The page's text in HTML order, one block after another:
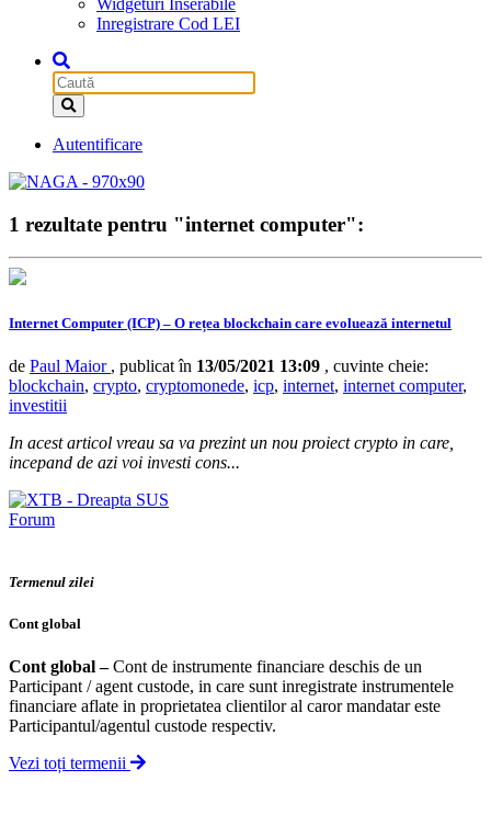
Widgeturi Inserabile
Inregistrare Cod LEI
Autentificare
1 rezultate pentru "internet computer":
Internet Computer (ICP) – O rețea blockchain care evoluează internetul
de Paul Maior , publicat în 13/05/2021 13:09 , cuvinte cheie:
blockchain, crypto, cryptomonede, icp, internet, internet computer,
investitii
In acest articol vreau sa va prezint un nou proiect crypto in care,
incepand de azi voi investi cons...
Forum
Termenul zilei
Cont global
Cont global –Cont de instrumente financiare deschis de un
Participant / agent custode, in care sunt inregistrate instrumentele
financiare aflate in proprietatea clientilor al caror mandatar este
Participantul/agentul custode respectiv.
Vezi toți termenii